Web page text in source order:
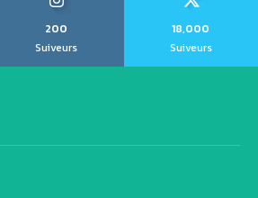
200
Suiveurs
18,000
Suiveurs